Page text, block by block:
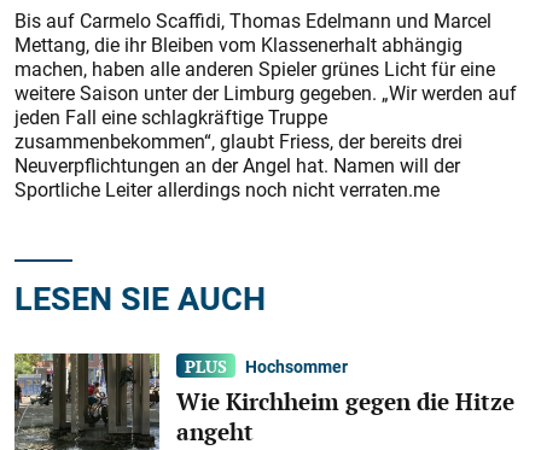
Bis auf Carmelo Scaffidi, Thomas Edelmann und Marcel
Mettang, die ihr Bleiben vom Klassenerhalt abhängig
machen, haben alle anderen Spieler grünes Licht für eine
weitere Saison unter der Limburg gegeben. „Wir werden auf
jeden Fall eine schlagkräftige Truppe
zusammenbekommen“, glaubt Friess, der bereits drei
Neuverpflichtungen an der Angel hat. Namen will der
Sportliche Leiter allerdings noch nicht verraten.me
LESEN SIE AUCH
Hochsommer
Wie Kirchheim gegen die Hitze
angeht